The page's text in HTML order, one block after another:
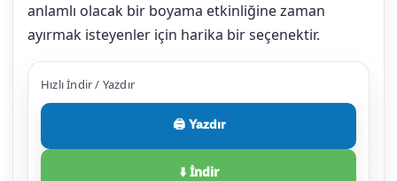
anlamlı olacak bir boyama etkinliğine zaman
ayırmak isteyenler için harika bir seçenektir.
Hızlı İndir / Yazdır
🖨️ Yazdır
⬇️ İndir